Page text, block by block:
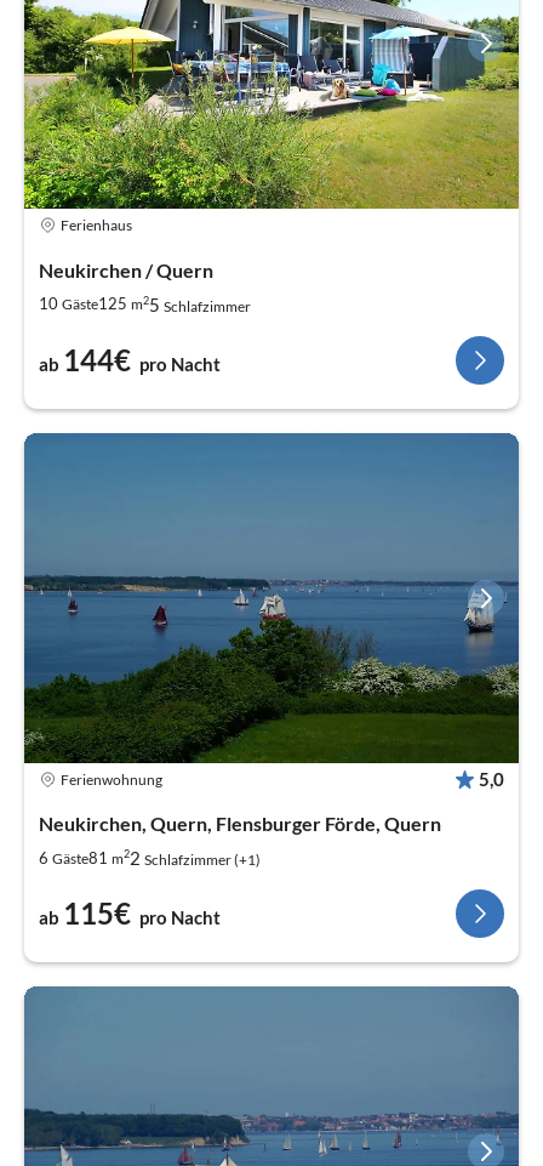
Ferienhaus
Neukirchen / Quern
10 Gäste125 m25 Schlafzimmer
ab 144€ pro Nacht
Ferienwohnung 5,0
Neukirchen, Quern, Flensburger Förde, Quern
6 Gäste81 m22 Schlafzimmer (+1)
ab 115€ pro Nacht